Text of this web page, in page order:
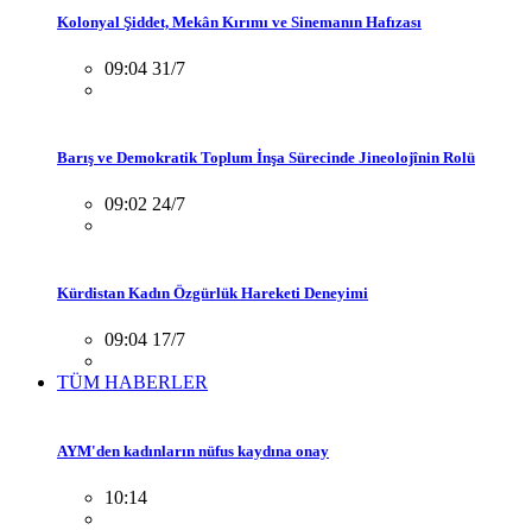
Kolonyal Şiddet, Mekân Kırımı ve Sinemanın Hafızası
09:04 31/7
Barış ve Demokratik Toplum İnşa Sürecinde Jineolojînin Rolü
09:02 24/7
Kürdistan Kadın Özgürlük Hareketi Deneyimi
09:04 17/7
TÜM HABERLER
AYM'den kadınların nüfus kaydına onay
10:14